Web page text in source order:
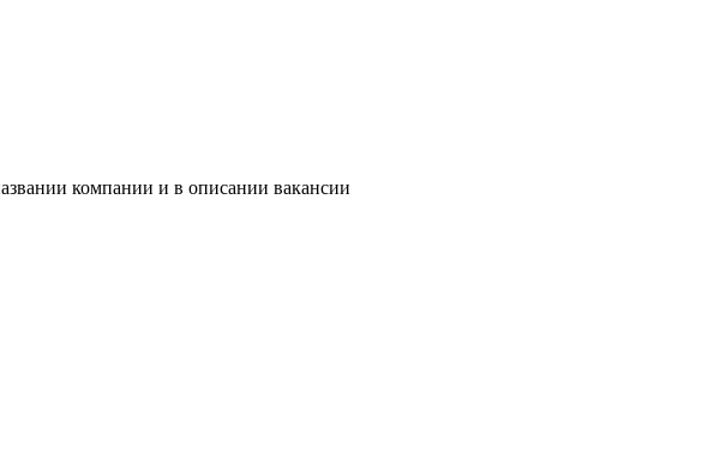
компании и в описании вакансии